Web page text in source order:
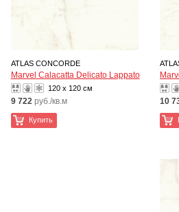
ATLAS CONCORDE
Marvel Calacatta Delicato Lappato
120 x 120 см
9 722 руб./кв.м
Купить
10